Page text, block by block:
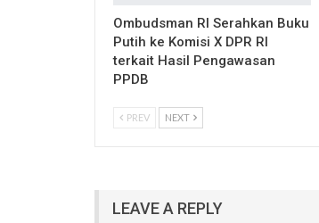
Ombudsman RI Serahkan Buku
Putih ke Komisi X DPR RI
terkait Hasil Pengawasan
PPDB
PREV NEXT
LEAVE A REPLY